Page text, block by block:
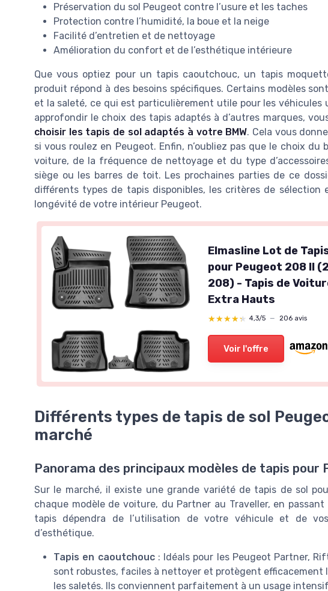
Préservation du sol Peugeot contre l’usure et les taches
Protection contre l’humidité, la boue et la neige
Facilité d’entretien et de nettoyage
Amélioration du confort et de l’esthétique intérieure
Que vous optiez pour un tapis caoutchouc, un tapis
produit répond à des besoins spécifiques. Certains modèles
et la saleté, ce qui est particulièrement utile pour les véhicules
approfondir le choix des tapis adaptés à d’autres marques,
choisir les tapis de sol adaptés à votre BMW. Cela vous
si vous roulez en Peugeot. Enfin, n’oubliez pas que le choix du
voiture, de la fréquence de nettoyage et du type
siège ou les barres de toit. Les prochaines parties de ce
différents types de tapis disponibles, les critères de sélection
longévité de votre intérieur Peugeot.
Elmasline Lot de
pour Peugeot 208 II
208) - Tapis de
Extra Hauts
★★★★★
★★★★★ 4,3/5 — 206 avis
Voir l'offre
Différents types de tapis de sol
marché
Panorama des principaux modèles de tapis pour
Sur le marché, il existe une grande variété de tapis de sol
chaque modèle de voiture, du Partner au Traveller, en
tapis dépendra de l’utilisation de votre véhicule et de
d’esthétique.
Tapis en caoutchouc: Idéals pour les Peugeot Partner,
sont robustes, faciles à nettoyer et protègent efficacement
les saletés. Ils conviennent parfaitement à un usage